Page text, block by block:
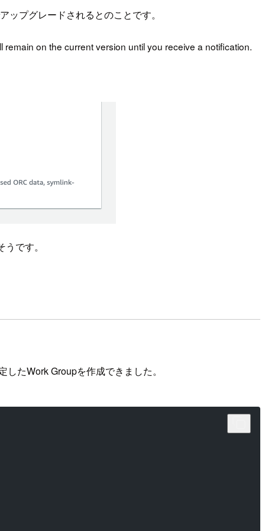
ップグレードされるとのことです。
on the current version until you receive a notification.
です。
したWork Groupを作成できました。